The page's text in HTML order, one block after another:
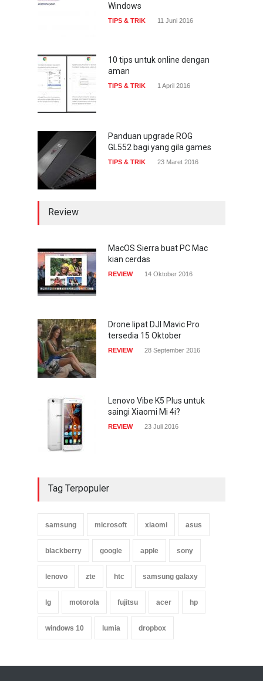
gencar
COMPUTING & SOFTWARE
Windows
TIPS & TRIK 11 Juni 2016
10 tips untuk online dengan
aman
TIPS & TRIK 1 April 2016
Panduan upgrade ROG
GL552 bagi yang gila games
TIPS & TRIK 23 Maret 2016
Review
MacOS Sierra buat PC Mac
kian cerdas
REVIEW 14 Oktober 2016
Drone lipat DJI Mavic Pro
tersedia 15 Oktober
REVIEW 28 September 2016
Lenovo Vibe K5 Plus untuk
saingi Xiaomi Mi 4i?
REVIEW 23 Juli 2016
Tag Terpopuler
samsung microsoft xiaomi asus
blackberry google apple sony
lenovo zte htc samsung galaxy
lg motorola fujitsu acer hp
windows 10 lumia dropbox